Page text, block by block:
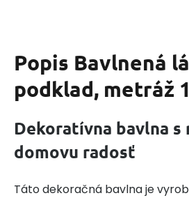
Popis Bavlnená
podklad, metráž
Dekoratívna bavlna s
domovu radosť
Táto dekoračná bavlna je